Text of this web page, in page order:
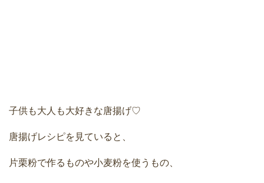
子供も大人も大好きな唐揚げ♡
唐揚げレシピを見ていると、
片栗粉で作るものや小麦粉を使うもの、